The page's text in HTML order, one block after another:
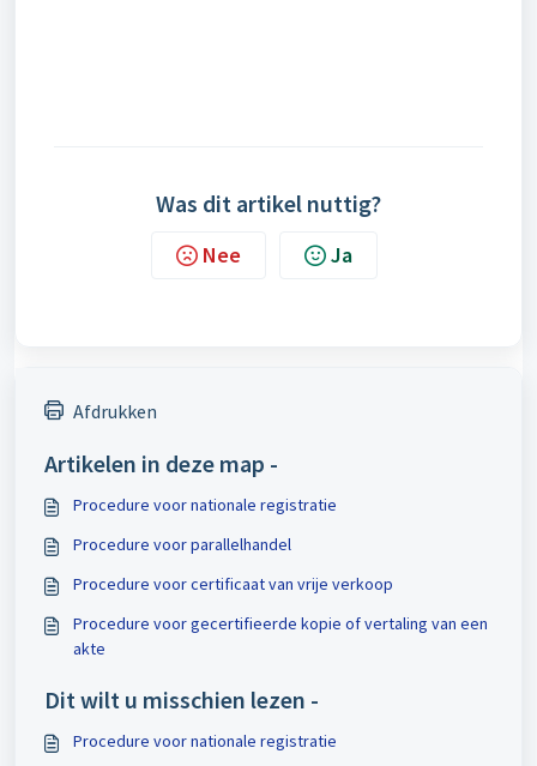
Was dit artikel nuttig?
Nee Ja
Afdrukken
Artikelen in deze map -
Procedure voor nationale registratie
Procedure voor parallelhandel
Procedure voor certificaat van vrije verkoop
Procedure voor gecertifieerde kopie of vertaling van een
akte
Dit wilt u misschien lezen -
Procedure voor nationale registratie